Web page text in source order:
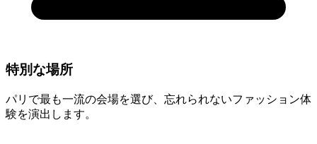
特別な場所
パリで最も一流の会場を選び、忘れられないファッション体
験を演出します。